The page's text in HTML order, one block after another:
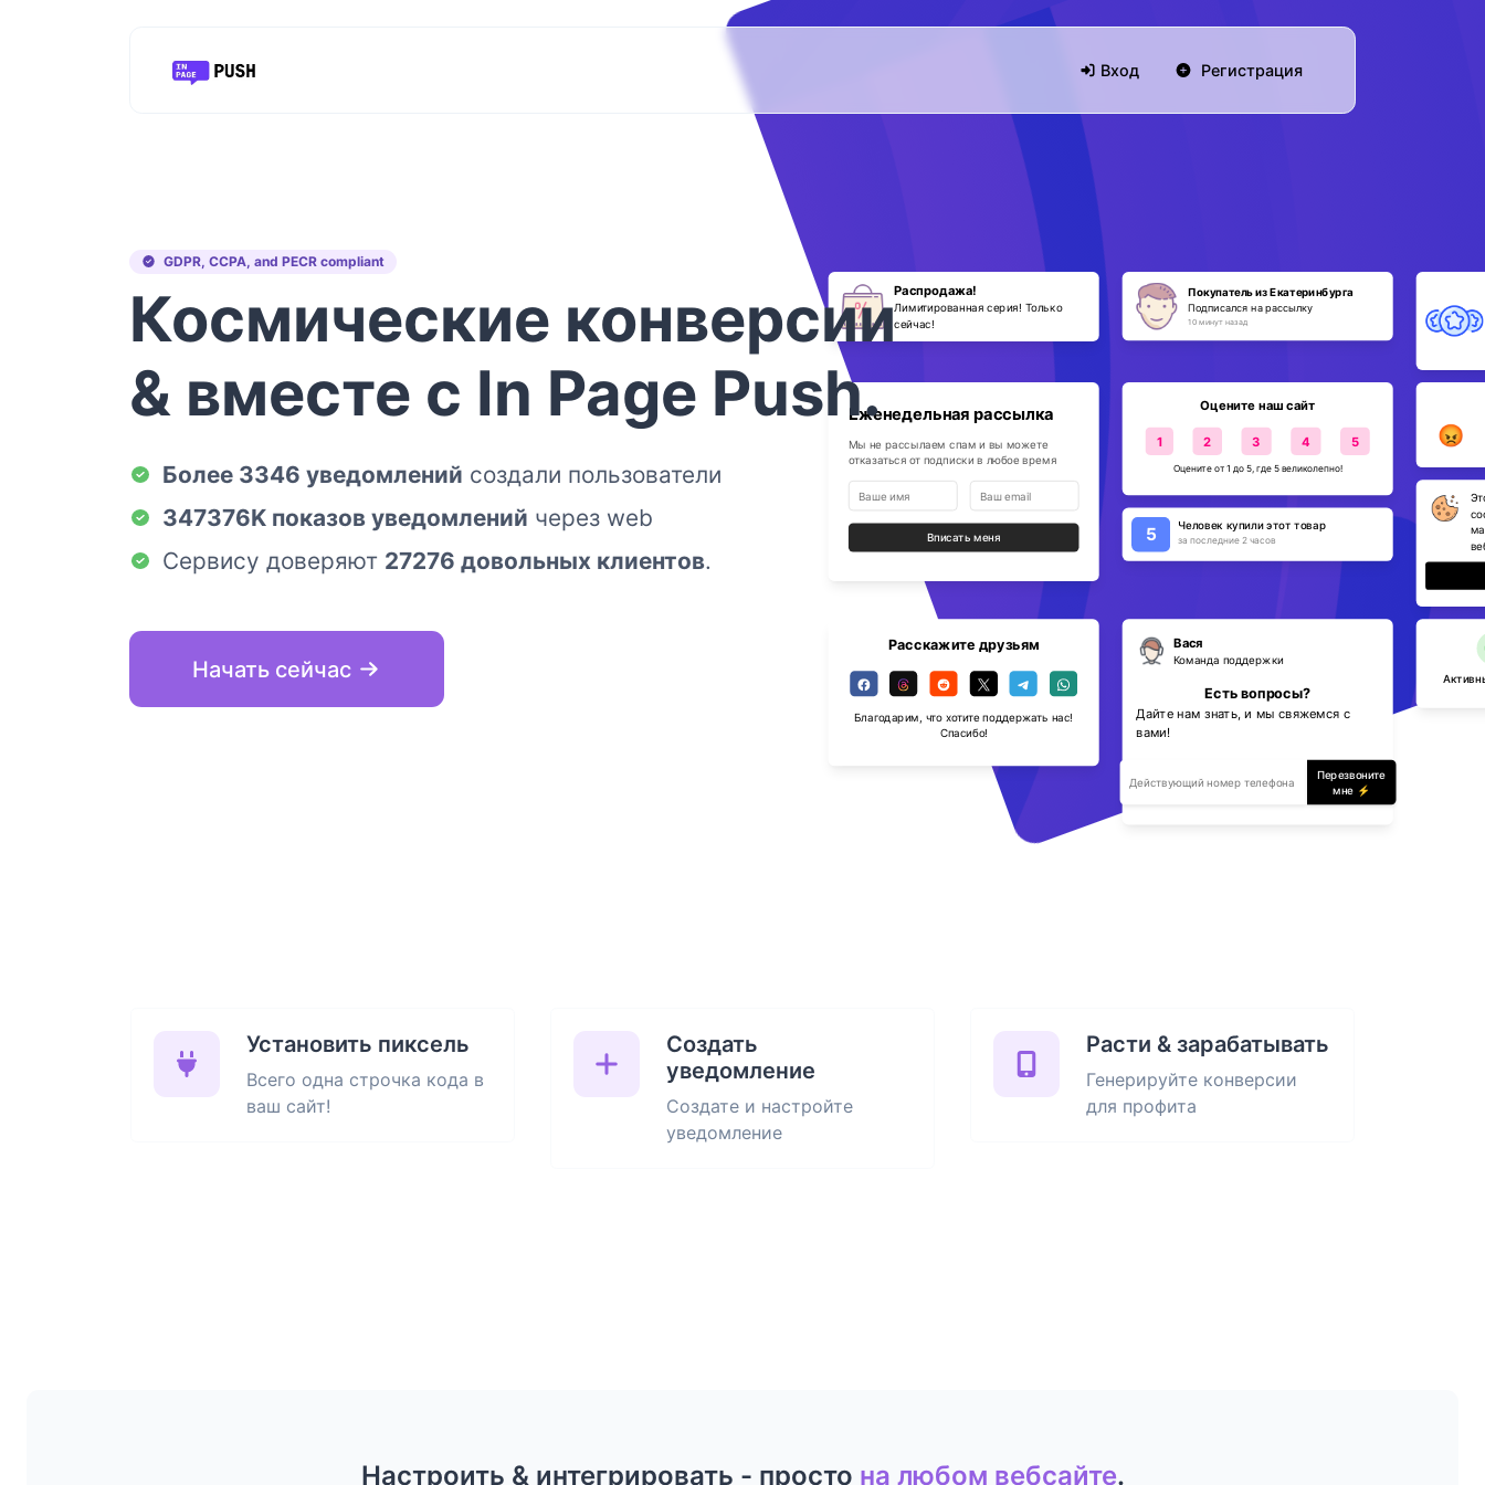
Вход Регистрация
Распродажа!
Лимитированная серия! Только
сейчас!
Покупатель из Екатеринбурга
Подписался на рассылку
10 минут назад
Еженедельная рассылка
Мы не рассылаем спам и вы можете
отказаться от подписки в любое время
Вписать меня
Оцените наш сайт
1 2 3 4 5
Оцените от 1 до 5, где 5 великолепно!
5 Человек купили этот товар
за последние 2 часов
😡
Расскажите друзьям
Благодарим, что хотите поддержать нас!
Спасибо!
Вася
Команда поддержки
Есть вопросы?
Дайте нам знать, и мы свяжемся с
вами!
Перезвоните
мне ⚡️
GDPR, CCPA, and PECR compliant
Космические конверсии
& вместе с In Page Push.
Более 3346 уведомлений создали пользователи
347376K показов уведомлений через web
Сервису доверяют 27276 довольных клиентов.
Начать сейчас
Установить пиксель
Всего одна строчка кода в
ваш сайт!
Создать
уведомление
Создате и настройте
уведомление
Расти & зарабатывать
Генерируйте конверсии
для профита
Настроить & интегрировать - просто на любом вебсайте.